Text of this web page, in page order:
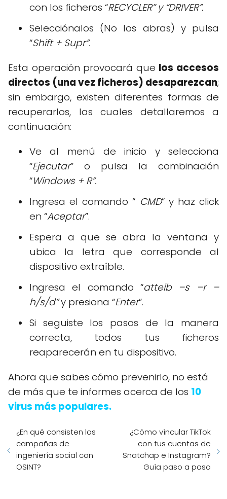
con los ficheros “RECYCLER” y “DRIVER”.
Selecciónalos (No los abras) y pulsa
“Shift + Supr”.
Esta operación provocará que los accesos
directos (una vez ficheros) desaparezcan;
sin embargo, existen diferentes formas de
recuperarlos, las cuales detallaremos a
continuación:
Ve al menú de inicio y selecciona
“Ejecutar” o pulsa la combinación
“Windows + R”.
Ingresa el comando “ CMD” y haz click
en “Aceptar”.
Espera a que se abra la ventana y
ubica la letra que corresponde al
dispositivo extraíble.
Ingresa el comando “atteib –s –r –
h/s/d”y presiona “Enter”.
Si seguiste los pasos de la manera
correcta, todos tus ficheros
reaparecerán en tu dispositivo.
Ahora que sabes cómo prevenirlo, no está
de más que te informes acerca de los 10
virus más populares.
¿En qué consisten las
campañas de
ingeniería social con
OSINT?
¿Cómo víncular TikTok
con tus cuentas de
Snatchap e Instagram?
Guía paso a paso